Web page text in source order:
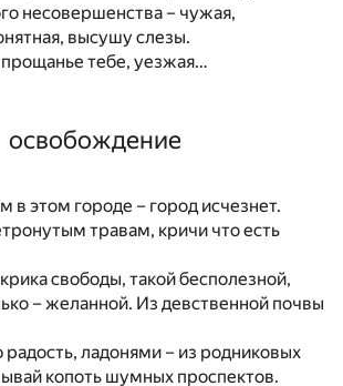
несовершенства – чужая,
высушу слезы.
тебе, уезжая…
освобождение
в этом городе – город исчезнет.
травам, кричи что есть
свободы, такой бесполезной,
– желанной. Из девственной почвы
ладонями – из родниковых
копоть шумных проспектов.